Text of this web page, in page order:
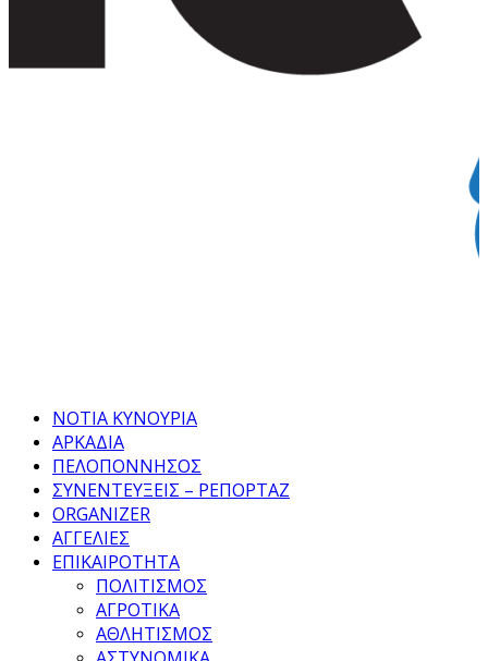
ΝΟΤΙΑ ΚΥΝΟΥΡΙΑ
ΑΡΚΑΔΙΑ
ΠΕΛΟΠΟΝΝΗΣΟΣ
ΣΥΝΕΝΤΕΥΞΕΙΣ – ΡΕΠΟΡΤΑΖ
ORGANIZER
ΑΓΓΕΛΙΕΣ
ΕΠΙΚΑΙΡΟΤΗΤΑ
ΠΟΛΙΤΙΣΜΟΣ
ΑΓΡΟΤΙΚΑ
ΑΘΛΗΤΙΣΜΟΣ